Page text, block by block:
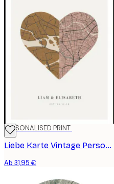
PERSONALISED PRINT
Liebe Karte Vintage Personalisiert Poster
Ab 31,95 €